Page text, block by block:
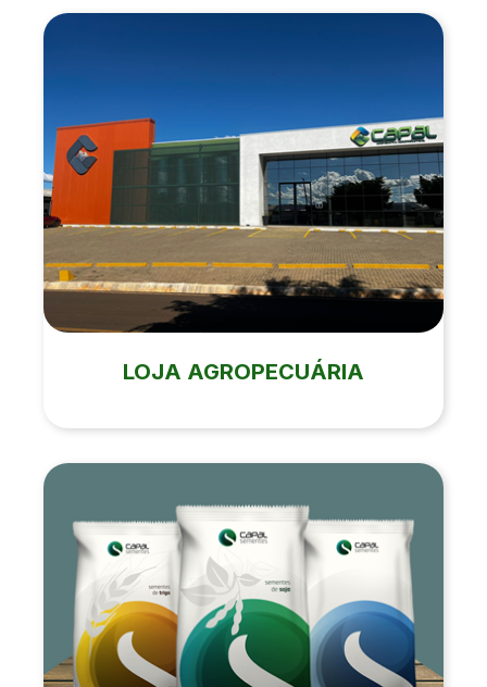
LOJA AGROPECUÁRIA